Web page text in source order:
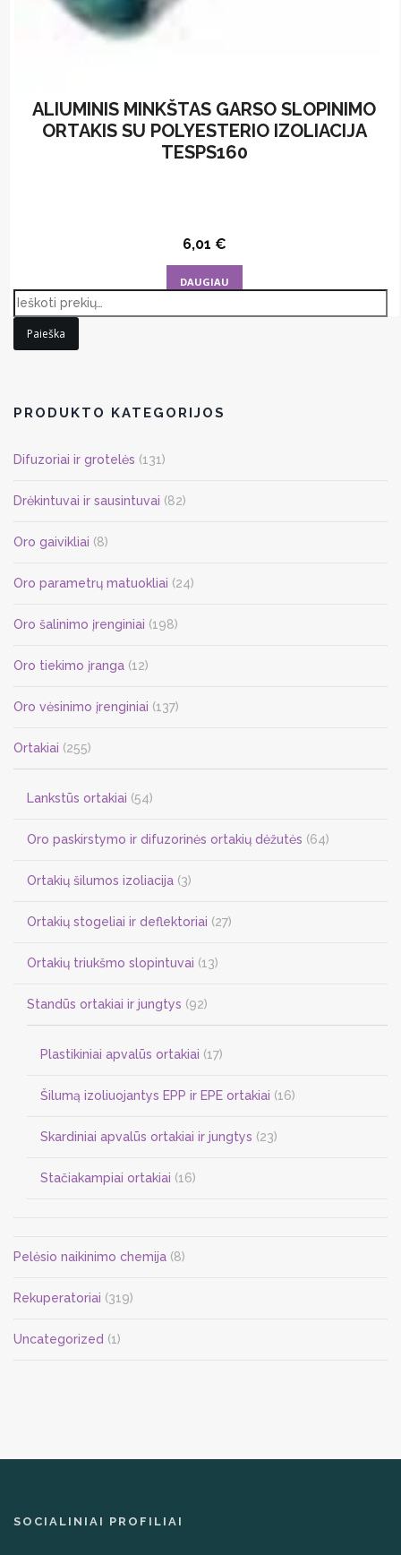
ALIUMINIS MINKŠTAS GARSO SLOPINIMO
ORTAKIS SU POLYESTERIO IZOLIACIJA
TESPS160
6,01 €
DAUGIAU
Paieška
PRODUKTO KATEGORIJOS
Difuzoriai ir grotelės (131)
Drėkintuvai ir sausintuvai (82)
Oro gaivikliai (8)
Oro parametrų matuokliai (24)
Oro šalinimo įrenginiai (198)
Oro tiekimo įranga (12)
Oro vėsinimo įrenginiai (137)
Ortakiai (255)
Lankstūs ortakiai (54)
Oro paskirstymo ir difuzorinės ortakių dėžutės (64)
Ortakių šilumos izoliacija (3)
Ortakių stogeliai ir deflektoriai (27)
Ortakių triukšmo slopintuvai (13)
Standūs ortakiai ir jungtys (92)
Plastikiniai apvalūs ortakiai (17)
Šilumą izoliuojantys EPP ir EPE ortakiai (16)
Skardiniai apvalūs ortakiai ir jungtys (23)
Stačiakampiai ortakiai (16)
Pelėsio naikinimo chemija (8)
Rekuperatoriai (319)
Uncategorized (1)
SOCIALINIAI PROFILIAI